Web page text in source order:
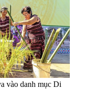
vào danh mục Di